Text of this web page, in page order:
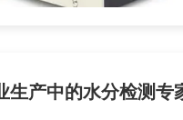
生产中的水分检测专